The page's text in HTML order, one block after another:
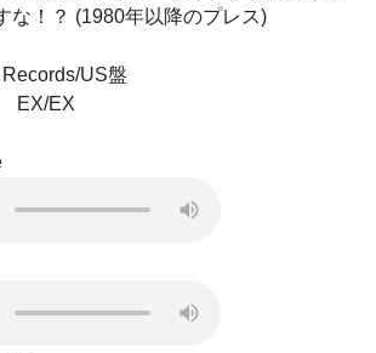
な！？ (1980年以降のプレス)
US盤
EX/EX